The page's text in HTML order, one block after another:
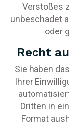
Verstoßes
unbeschadet
oder
Recht
Sie haben
Ihrer
Dritten in
Format